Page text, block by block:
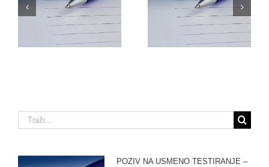
ODLUKU O PRIJAMU
–
VOZAČ/DOSTAVLJAČ
NATJEČAJ ZA
RADNO MJESTO –
TEHNIČAR (M/Ž)
Traži...
POZIV NA USMENO TESTIRANJE –